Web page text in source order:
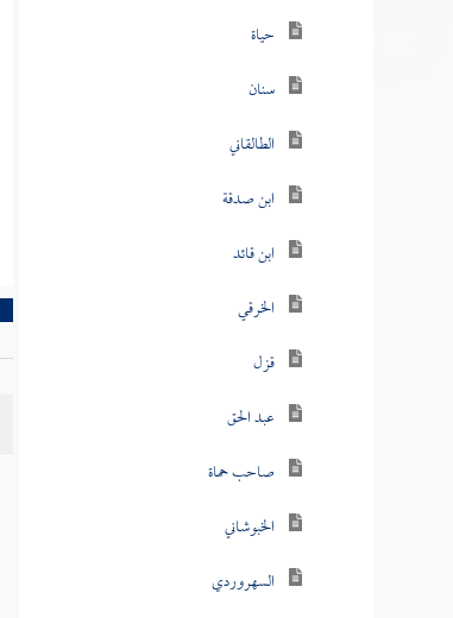
حياة
سنان
الطالقاني
ابن صدقة
ابن قائد
الخرقي
قزل
عبد الحق
صاحب حماة
الخبوشاني
السهروردي